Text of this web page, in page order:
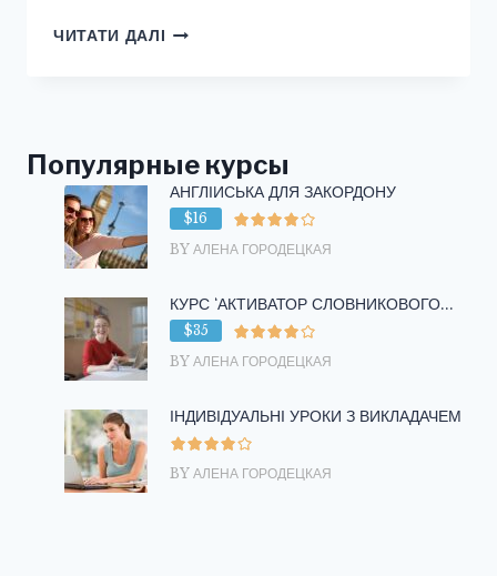
ЧИТАТИ ДАЛІ КАК
Популярные курсы
АНГЛІЙСЬКА ДЛЯ ЗАКОРДОНУ
$16
BY АЛЕНА ГОРОДЕЦКАЯ
КУРС ‘АКТИВАТОР СЛОВНИКОВОГО...
$35
BY АЛЕНА ГОРОДЕЦКАЯ
ІНДИВІДУАЛЬНІ УРОКИ З ВИКЛАДАЧЕМ
BY АЛЕНА ГОРОДЕЦКАЯ